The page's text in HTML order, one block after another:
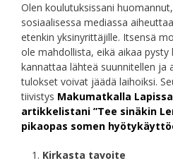
Olen koulutuksissani
sosiaalisessa mediassa
etenkin yksinyrittäjille. Itsensä
ole mahdollista, eikä aikaa
kannattaa lähteä suunnitellen ja
tulokset voivat jäädä laihoiksi.
tiivistys Makumatkalla
artikkelistani ”Tee sinäkin
pikaopas somen
Kirkasta tavoite